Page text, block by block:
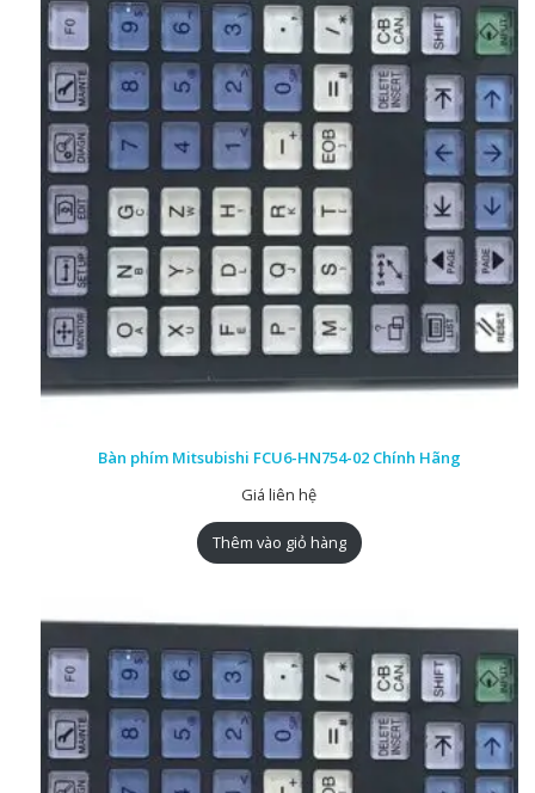
Bàn phím Mitsubishi FCU6-HN754-02 Chính Hãng
Giá liên hệ
Thêm vào giỏ hàng